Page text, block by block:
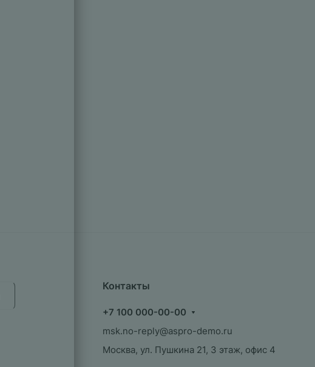
Контакты
+7 100 000-00-00
msk.no-reply@aspro-demo.ru
Москва, ул. Пушкина 21, 3 этаж, офис 4